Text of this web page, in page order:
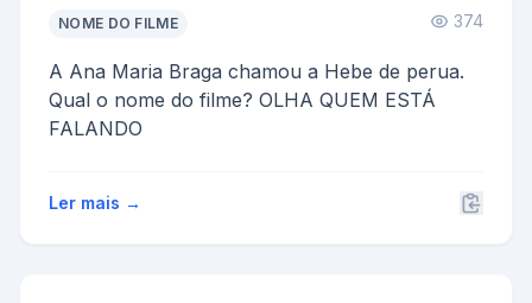
NOME DO FILME 374
A Ana Maria Braga chamou a Hebe de perua.
Qual o nome do filme? OLHA QUEM ESTÁ
FALANDO
Ler mais →